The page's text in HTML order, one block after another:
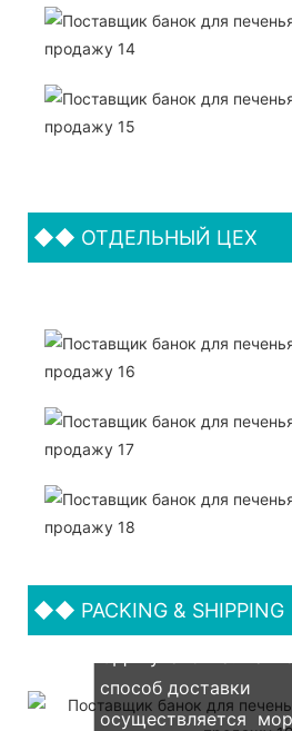
◆◆ ОТДЕЛЬНЫЙ ЦЕХ
◆◆ PACKING & SHIPPING
Мы поддерживаем
способ доставки
осуществляется